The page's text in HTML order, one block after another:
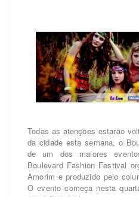
Todas as atenções estarão
da cidade esta semana, o
de um dos maiores
Boulevard Fashion Festival
Amorim e produzido pelo
O evento começa nesta